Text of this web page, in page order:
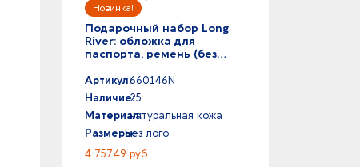
Подарочный набор Long
River: обложка для
паспорта, ремень (без
коробка
Артикул:660146N
Наличие:25
Материал:натуральная кожа
Размеры:Без лого
4 757.49 руб.